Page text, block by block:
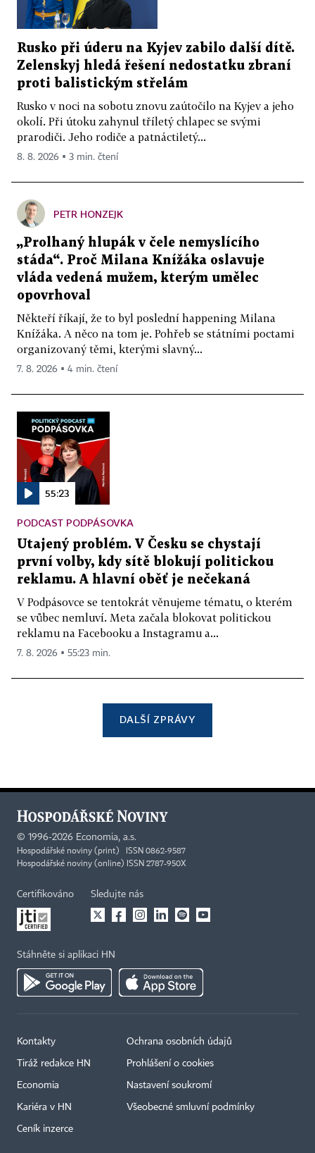
Rusko při úderu na Kyjev zabilo další dítě.
Zelenskyj hledá řešení nedostatku zbraní
proti balistickým střelám
Rusko v noci na sobotu znovu zaútočilo na Kyjev a jeho
okolí. Při útoku zahynul tříletý chlapec se svými
prarodiči. Jeho rodiče a patnáctiletý...
8. 8. 2026 ▪ 3 min. čtení
PETR HONZEJK
„Prolhaný hlupák v čele nemyslícího
stáda“. Proč Milana Knížáka oslavuje
vláda vedená mužem, kterým umělec
opovrhoval
Někteří říkají, že to byl poslední happening Milana
Knížáka. A něco na tom je. Pohřeb se státními poctami
organizovaný těmi, kterými slavný...
7. 8. 2026 ▪ 4 min. čtení
55:23
PODCAST PODPÁSOVKA
Utajený problém. V Česku se chystají
první volby, kdy sítě blokují politickou
reklamu. A hlavní oběť je nečekaná
V Podpásovce se tentokrát věnujeme tématu, o kterém
se vůbec nemluví. Meta začala blokovat politickou
reklamu na Facebooku a Instagramu a...
7. 8. 2026 ▪ 55:23 min.
DALŠÍ ZPRÁVY
© 1996-2026 Economia, a.s.
Hospodářské noviny (print) ISSN 0862-9587
Hospodářské noviny (online) ISSN 2787-950X
Certifikováno Sledujte nás
Stáhněte si aplikaci HN
Kontakty
Tiráž redakce HN
Economia
Kariéra v HN
Ceník inzerce
Ochrana osobních údajů
Prohlášení o cookies
Nastavení soukromí
Všeobecné smluvní podmínky